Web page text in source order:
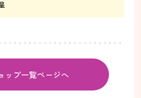
ップ一覧ページへ